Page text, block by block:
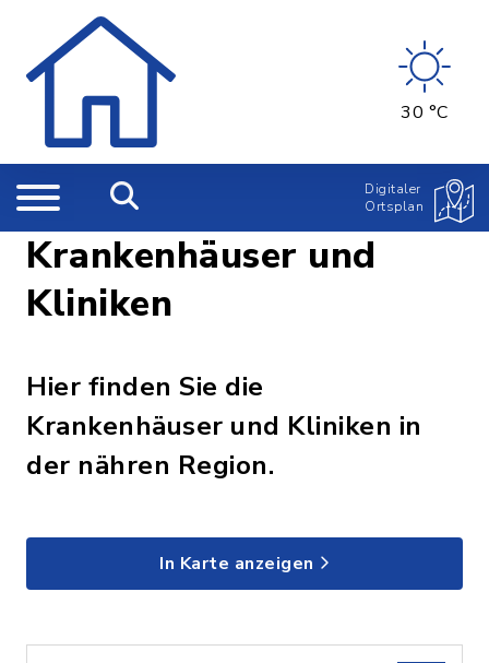
30 °C
Digitaler
Ortsplan
Krankenhäuser und
Kliniken
Hier finden Sie die
Krankenhäuser und Kliniken in
der nähren Region.
In Karte anzeigen